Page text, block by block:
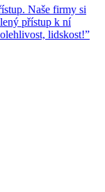
Naše firmy si
přístup k ní
lidskost!”